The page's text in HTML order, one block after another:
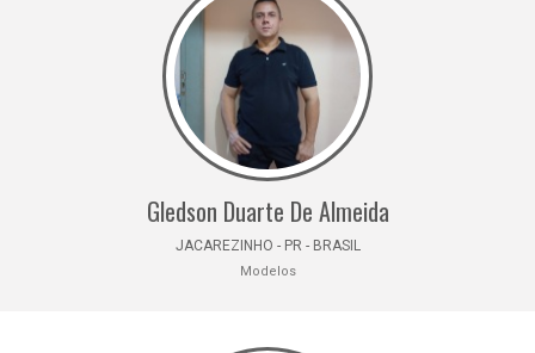
Gledson Duarte De Almeida
JACAREZINHO - PR - BRASIL
Modelos